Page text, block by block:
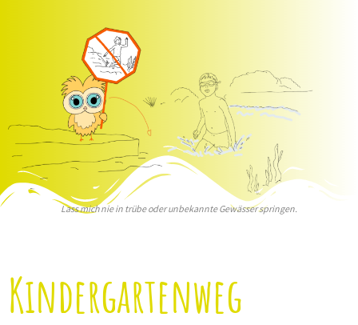
Lass mich nie in trübe oder unbekannte Gewässer springen.
Kindergartenweg